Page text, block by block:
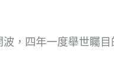
，四年一度舉世矚